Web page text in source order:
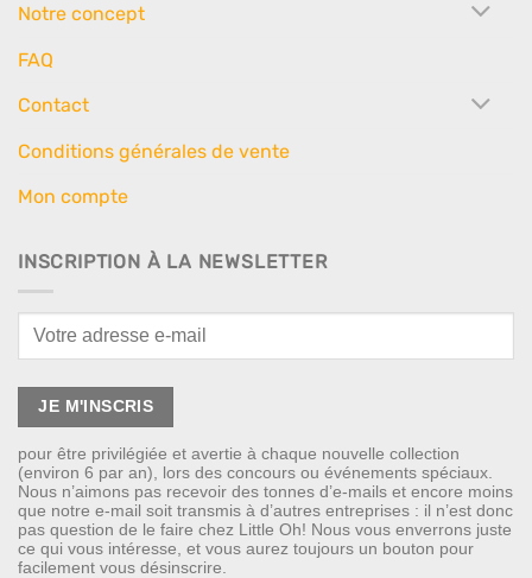
Notre concept
FAQ
Contact
Conditions générales de vente
Mon compte
INSCRIPTION À LA NEWSLETTER
pour être privilégiée et avertie à chaque nouvelle collection
(environ 6 par an), lors des concours ou événements spéciaux.
Nous n’aimons pas recevoir des tonnes d’e-mails et encore moins
que notre e-mail soit transmis à d’autres entreprises : il n’est donc
pas question de le faire chez Little Oh! Nous vous enverrons juste
ce qui vous intéresse, et vous aurez toujours un bouton pour
facilement vous désinscrire.